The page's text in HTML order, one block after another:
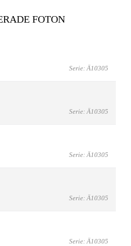
FOTON
Serie: Ä10305
Serie: Ä10305
Serie: Ä10305
Serie: Ä10305
Serie: Ä10305